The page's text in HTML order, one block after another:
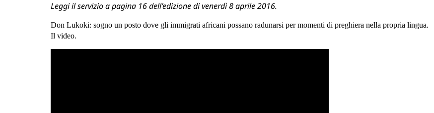
Leggi il servizio a pagina 16 dell’edizione di venerdì 8 aprile 2016.
Don Lukoki: sogno un posto dove gli immigrati africani possano radunarsi per momenti di preghiera nella propria lingua.
Il video.